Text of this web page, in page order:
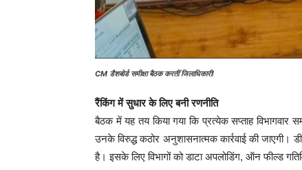
CM डैशबोर्ड समीक्षा बैठक करतीं जिलाधिकारी!
रैंकिंग में सुधार के लिए बनी रणनीति
बैठक में यह तय किया गया कि प्रत्येक सप्ताह विभागवार
उनके विरुद्ध कठोर अनुशासनात्मक कार्रवाई की जाएगी।
है। इसके लिए विभागों को डाटा अपलोडिंग, ऑन फील्ड